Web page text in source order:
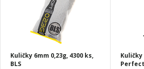
Kuličky 6mm 0,23g, 4300 ks,
BLS
Kuličky